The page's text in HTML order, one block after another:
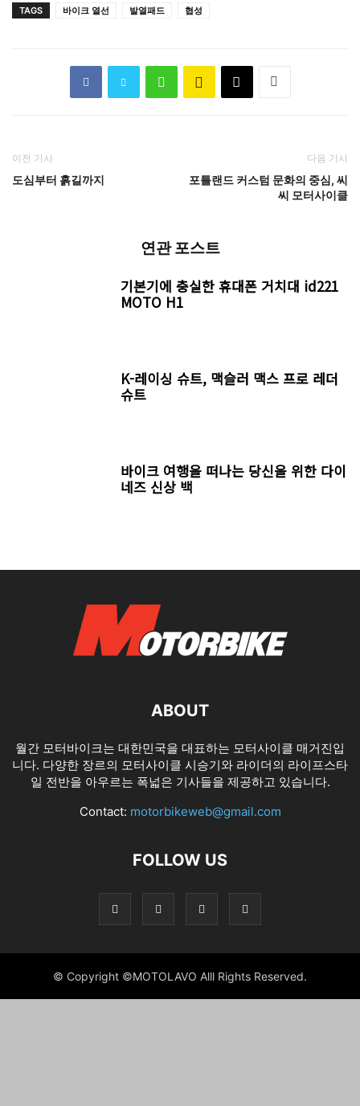
TAGS 바이크 열선 발열패드 협성
이전 기사
도심부터 흙길까지
다음 기사
포틀랜드 커스텀 문화의 중심, 씨
씨 모터사이클
연관 포스트
기본기에 충실한 휴대폰 거치대 id221
MOTO H1
K-레이싱 슈트, 맥슬러 맥스 프로 레더
슈트
바이크 여행을 떠나는 당신을 위한 다이
네즈 신상 백
ABOUT
월간 모터바이크는 대한민국을 대표하는 모터사이클 매거진입
니다. 다양한 장르의 모터사이클 시승기와 라이더의 라이프스타
일 전반을 아우르는 폭넓은 기사들을 제공하고 있습니다.
Contact: motorbikeweb@gmail.com
FOLLOW US
© Copyright ©MOTOLAVO Alll Rights Reserved.